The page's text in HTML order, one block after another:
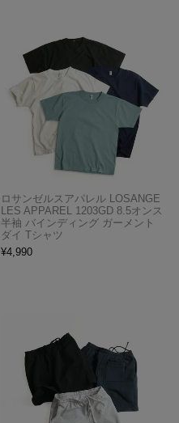
ロサンゼルスアパレル LOSANGE
LES APPAREL 1203GD 8.5オンス
半袖 バインディング ガーメント
ダイ Tシャツ
¥4,990